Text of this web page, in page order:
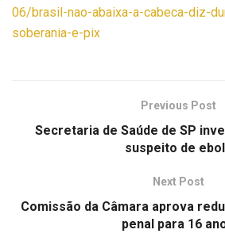
06/brasil-nao-abaixa-a-cabeca-diz-
soberania-e-pix
Previous Post
Secretaria de Saúde de SP
suspeito de
Next Post
Comissão da Câmara aprova
penal para 16